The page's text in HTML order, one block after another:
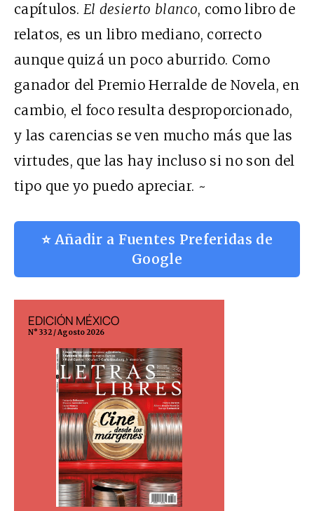
capítulos. El desierto blanco, como libro de
relatos, es un libro mediano, correcto
aunque quizá un poco aburrido. Como
ganador del Premio Herralde de Novela, en
cambio, el foco resulta desproporcionado,
y las carencias se ven mucho más que las
virtudes, que las hay incluso si no son del
tipo que yo puedo apreciar. ~
⭐ Añadir a Fuentes Preferidas de
Google
EDICIÓN MÉXICO
N° 332 / Agosto 2026